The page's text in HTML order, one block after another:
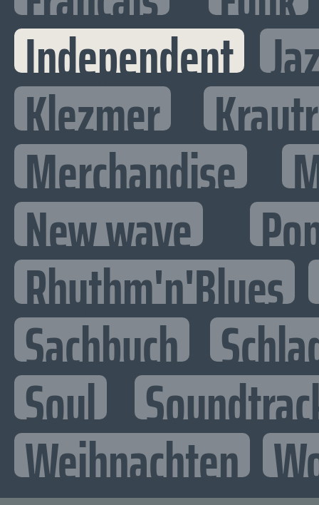
Independent
Klezmer
Merchandise
New wave
Rhythm'n'Blues
Sachbuch
Soul
Weihnachten